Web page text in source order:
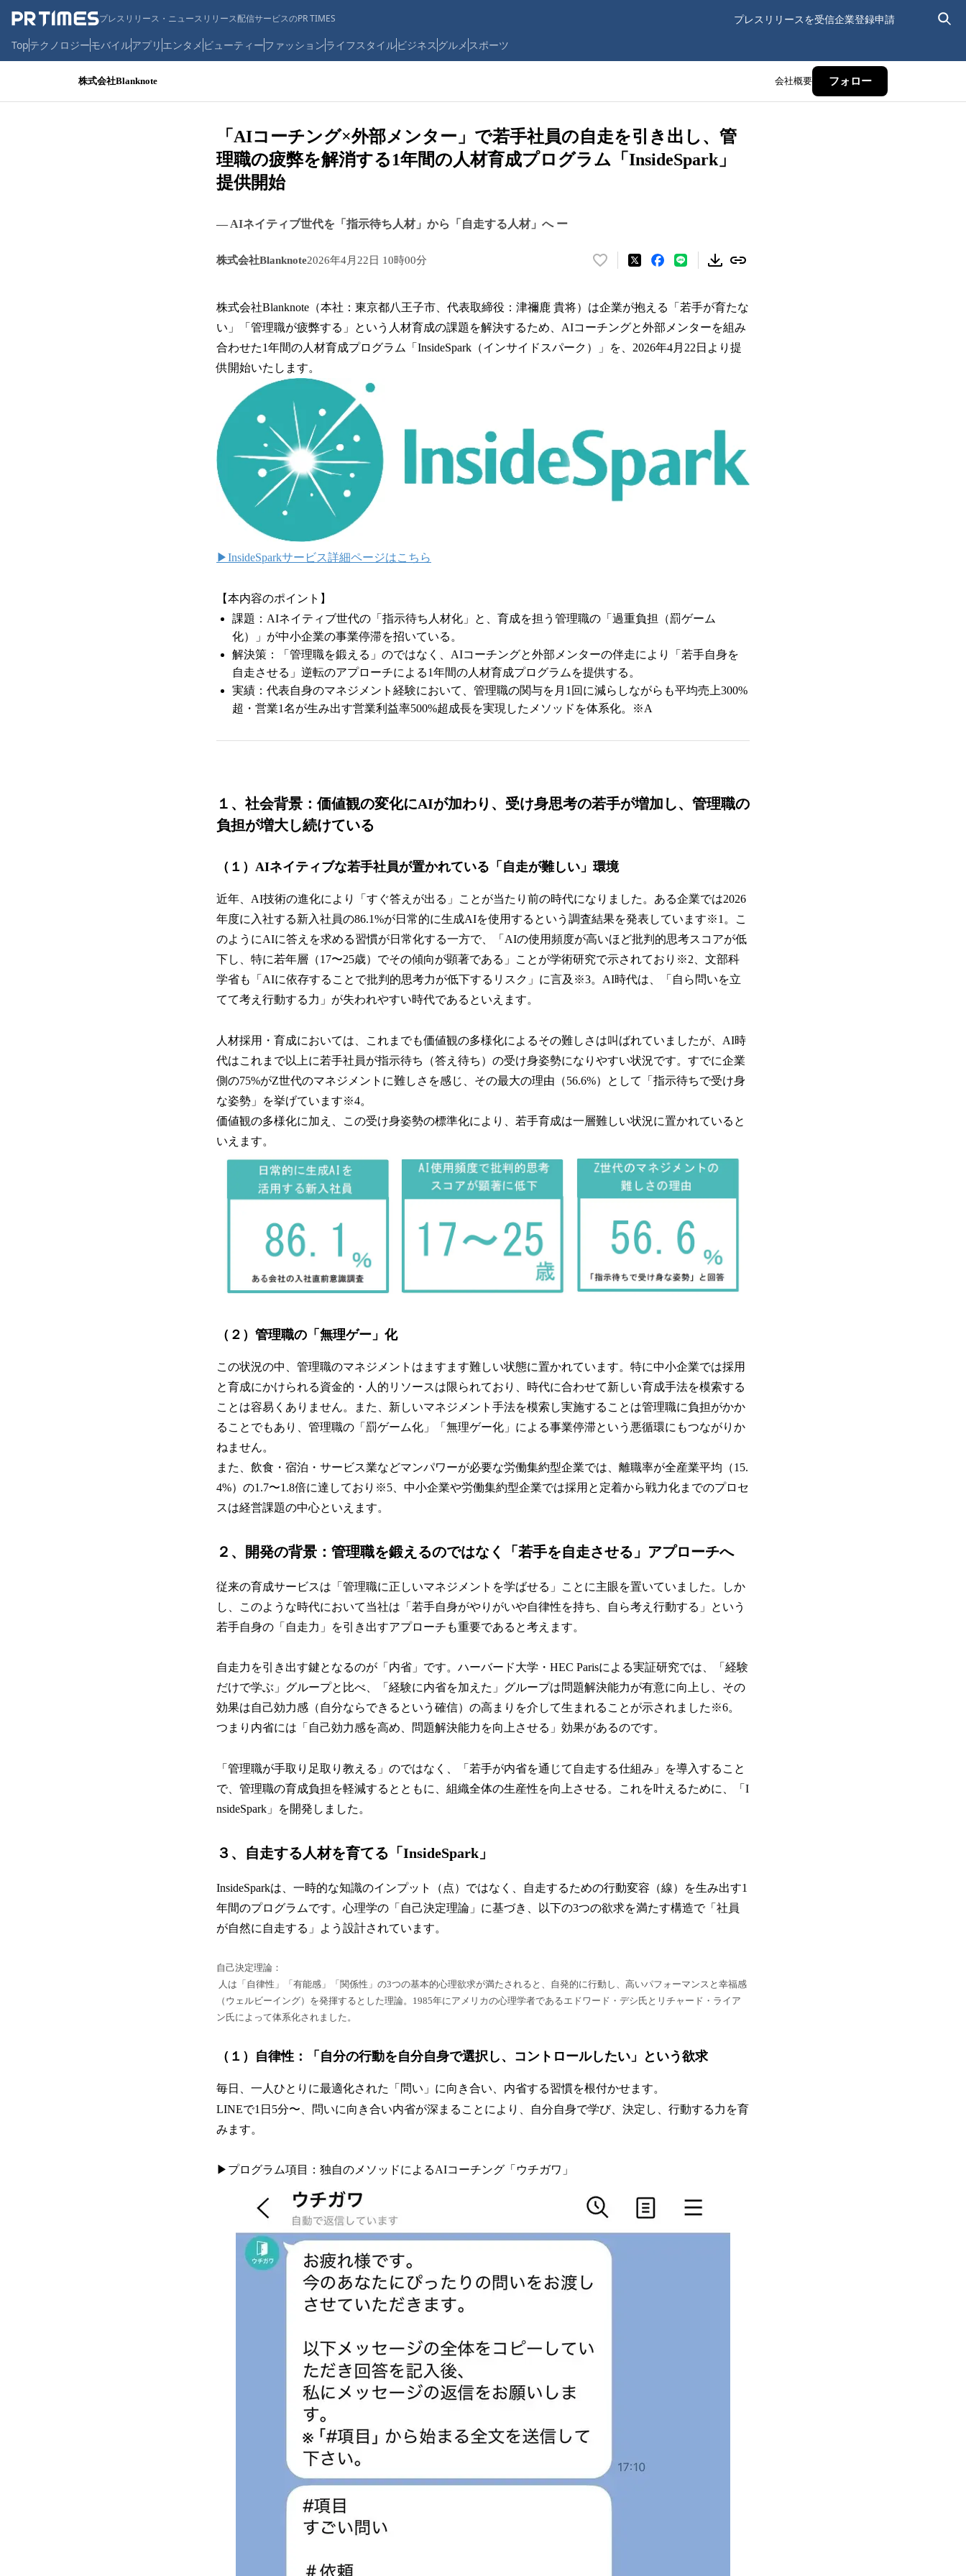
プレスリリース・ニュースリリース配信サービスのPR TIMES プレスリリースを受信企業登録申請
Topテクノロジーモバイルアプリ エンタメ ビューティーファッションライフスタイルビジネス グルメ スポーツ
株式会社Blanknote 会社概要 フォロー
「AIコーチング×外部メンター」で若手社員の自走を引き出し、管
理職の疲弊を解消する1年間の人材育成プログラム「InsideSpark」
提供開始
― AIネイティブ世代を「指示待ち人材」から「自走する人材」へ ー
株式会社Blanknote2026年4月22日 10時00分
い
！
数
を
で
す
株式会社Blanknote（本社：東京都八王子市、代表取締役：津禰鹿 貴将）は企業が抱える「若手が育たな
い」「管理職が疲弊する」という人材育成の課題を解決するため、AIコーチングと外部メンターを組み
合わせた1年間の人材育成プログラム「InsideSpark（インサイドスパーク）」を、2026年4月22日より提
供開始いたします。
▶︎InsideSparkサービス詳細ページはこちら
【本内容のポイント】
課題：AIネイティブ世代の「指示待ち人材化」と、育成を担う管理職の「過重負担（罰ゲーム
化）」が中小企業の事業停滞を招いている。
解決策：「管理職を鍛える」のではなく、AIコーチングと外部メンターの伴走により「若手自身を
自走させる」逆転のアプローチによる1年間の人材育成プログラムを提供する。
実績：代表自身のマネジメント経験において、管理職の関与を月1回に減らしながらも平均売上300%
超・営業1名が生み出す営業利益率500%超成長を実現したメソッドを体系化。※A
１、社会背景：価値観の変化にAIが加わり、受け身思考の若手が増加し、管理職の
負担が増大し続けている
（１）AIネイティブな若手社員が置かれている「自走が難しい」環境
近年、AI技術の進化により「すぐ答えが出る」ことが当たり前の時代になりました。ある企業では2026
年度に入社する新入社員の86.1%が日常的に生成AIを使用するという調査結果を発表しています※1。こ
のようにAIに答えを求める習慣が日常化する一方で、「AIの使用頻度が高いほど批判的思考スコアが低
下し、特に若年層（17〜25歳）でその傾向が顕著である」ことが学術研究で示されており※2、文部科
学省も「AIに依存することで批判的思考力が低下するリスク」に言及※3。AI時代は、「自ら問いを立
てて考え行動する力」が失われやすい時代であるといえます。
人材採用・育成においては、これまでも価値観の多様化によるその難しさは叫ばれていましたが、AI時
代はこれまで以上に若手社員が指示待ち（答え待ち）の受け身姿勢になりやすい状況です。すでに企業
側の75%がZ世代のマネジメントに難しさを感じ、その最大の理由（56.6%）として「指示待ちで受け身
な姿勢」を挙げています※4。
価値観の多様化に加え、この受け身姿勢の標準化により、若手育成は一層難しい状況に置かれていると
いえます。
（２）管理職の「無理ゲー」化
この状況の中、管理職のマネジメントはますます難しい状態に置かれています。特に中小企業では採用
と育成にかけられる資金的・人的リソースは限られており、時代に合わせて新しい育成手法を模索する
ことは容易くありません。また、新しいマネジメント手法を模索し実施することは管理職に負担がかか
ることでもあり、管理職の「罰ゲーム化」「無理ゲー化」による事業停滞という悪循環にもつながりか
ねません。
また、飲食・宿泊・サービス業などマンパワーが必要な労働集約型企業では、離職率が全産業平均（15.
4%）の1.7〜1.8倍に達しており※5、中小企業や労働集約型企業では採用と定着から戦力化までのプロセ
スは経営課題の中心といえます。
２、開発の背景：管理職を鍛えるのではなく「若手を自走させる」アプローチへ
従来の育成サービスは「管理職に正しいマネジメントを学ばせる」ことに主眼を置いていました。しか
し、このような時代において当社は「若手自身がやりがいや自律性を持ち、自ら考え行動する」という
若手自身の「自走力」を引き出すアプローチも重要であると考えます。
自走力を引き出す鍵となるのが「内省」です。ハーバード大学・HEC Parisによる実証研究では、「経験
だけで学ぶ」グループと比べ、「経験に内省を加えた」グループは問題解決能力が有意に向上し、その
効果は自己効力感（自分ならできるという確信）の高まりを介して生まれることが示されました※6。
つまり内省には「自己効力感を高め、問題解決能力を向上させる」効果があるのです。
「管理職が手取り足取り教える」のではなく、「若手が内省を通じて自走する仕組み」を導入すること
で、管理職の育成負担を軽減するとともに、組織全体の生産性を向上させる。これを叶えるために、「I
nsideSpark」を開発しました。
３、自走する人材を育てる「InsideSpark」
InsideSparkは、一時的な知識のインプット（点）ではなく、自走するための行動変容（線）を生み出す1
年間のプログラムです。心理学の「自己決定理論」に基づき、以下の3つの欲求を満たす構造で「社員
が自然に自走する」よう設計されています。
自己決定理論：
人は「自律性」「有能感」「関係性」の3つの基本的心理欲求が満たされると、自発的に行動し、高いパフォーマンスと幸福感
（ウェルビーイング）を発揮するとした理論。1985年にアメリカの心理学者であるエドワード・デシ氏とリチャード・ライア
ン氏によって体系化されました。
（１）自律性：「自分の行動を自分自身で選択し、コントロールしたい」という欲求
毎日、一人ひとりに最適化された「問い」に向き合い、内省する習慣を根付かせます。
LINEで1日5分〜、問いに向き合い内省が深まることにより、自分自身で学び、決定し、行動する力を育
みます。
▶︎プログラム項目：独自のメソッドによるAIコーチング「ウチガワ」